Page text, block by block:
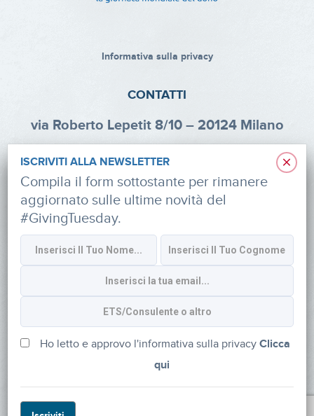
Informativa sulla privacy
CONTATTI
via Roberto Lepetit 8/10 – 20124 Milano
Tel: +39 02 47924880
CF: 91374340379
SOCIAL
×
ISCRIVITI ALLA NEWSLETTER
Compila il form sottostante per rimanere
aggiornato sulle ultime novità del
#GivingTuesday.
Ho letto e approvo l'informativa sulla privacyClicca
qui
Powered by